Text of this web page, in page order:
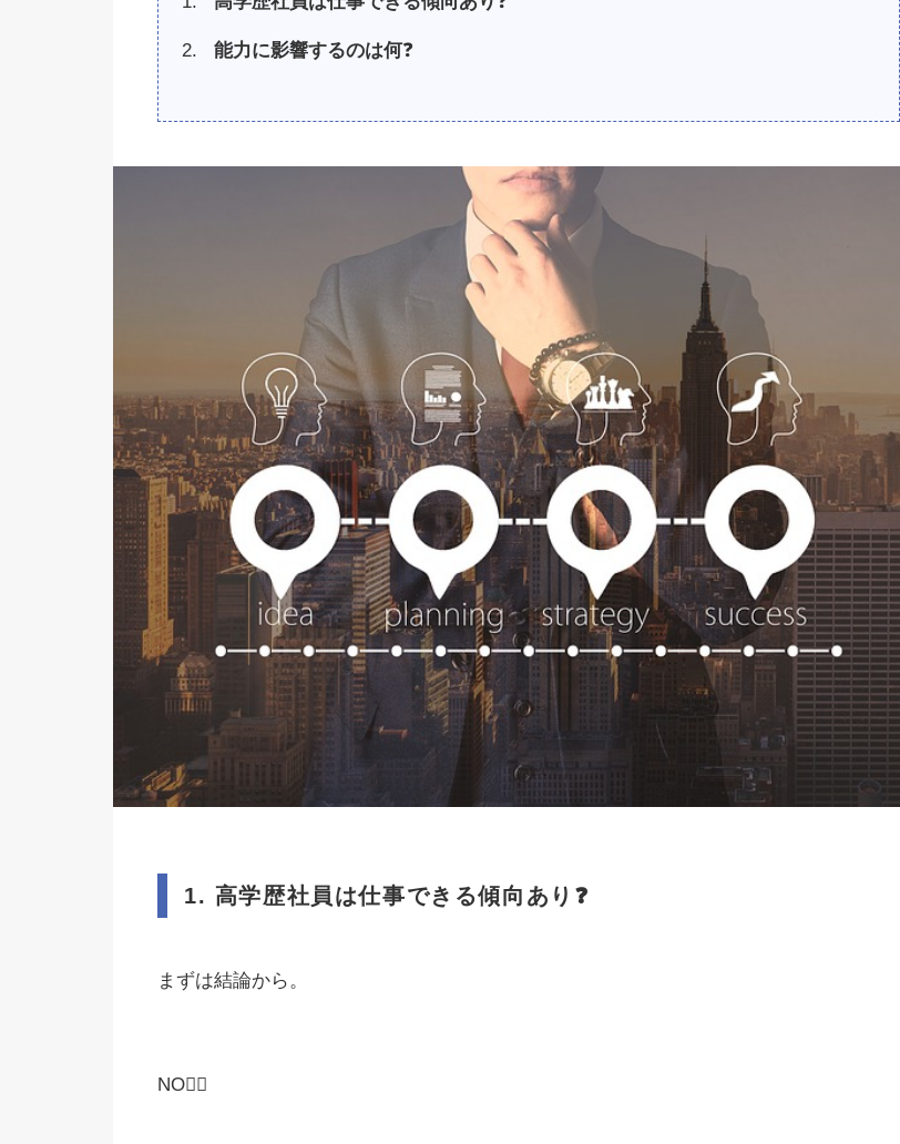
能力に影響するのは何❓
1. 高学歴社員は仕事できる傾向あり ❓
まずは結論から。
NO🙅‍♂️